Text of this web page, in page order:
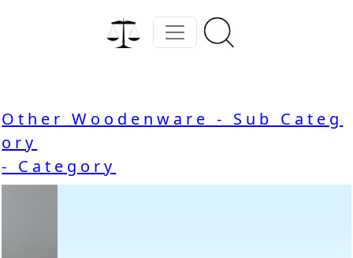
Other Woodenware - Sub Categ
ory
- Category